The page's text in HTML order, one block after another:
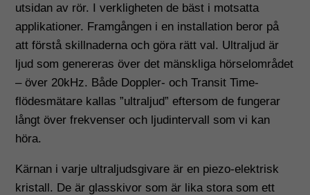
utsidan av rör. I verkligheten de bäst i motsatta
applikationer. Framgången i en installation beror på
att förstå skillnaderna och göra rätt val. Ultraljud är
ljud som genereras över det mänskliga hörselområdet
– över 20kHz. Både Doppler- och Transit Time-
flödesmätare kallas ”ultraljud” eftersom de fungerar
långt över frekvenser och ljudintervall som vi kan
höra.
Kärnan i varje ultraljudsgivare är en piezo-elektrisk
kristall. De är glasskivor som är lika stora som ett